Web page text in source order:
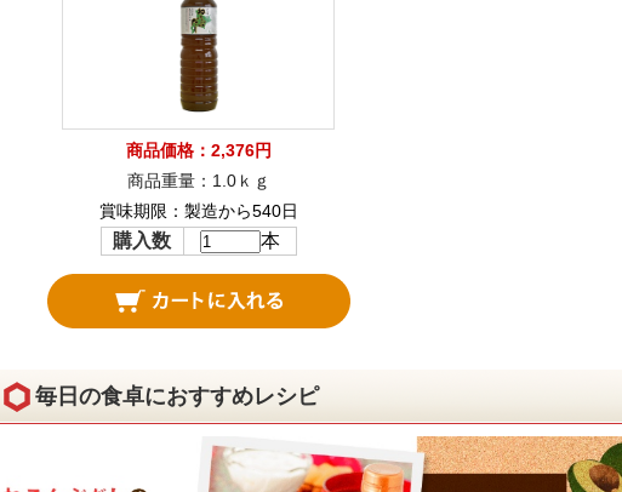
商品価格：2,376円
商品重量：1.0ｋｇ
賞味期限：製造から540日
購入数 本
毎日の食卓におすすめレシピ